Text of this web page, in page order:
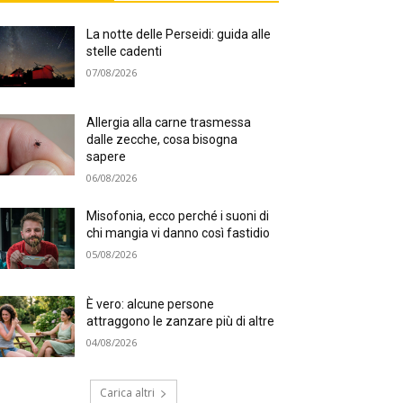
La notte delle Perseidi: guida alle
stelle cadenti
07/08/2026
Allergia alla carne trasmessa
dalle zecche, cosa bisogna
sapere
06/08/2026
Misofonia, ecco perché i suoni di
chi mangia vi danno così fastidio
05/08/2026
È vero: alcune persone
attraggono le zanzare più di altre
04/08/2026
Carica altri